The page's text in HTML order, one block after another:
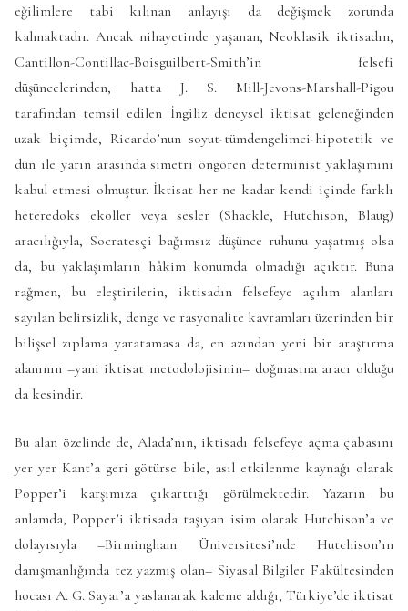
eğilimlere tabi kılınan anlayışı da değişmek zorunda
kalmaktadır. Ancak nihayetinde yaşanan, Neoklasik iktisadın,
Cantillon-Contillac-Boisguilbert-Smith’in felsefi
düşüncelerinden, hatta J. S. Mill-Jevons-Marshall-Pigou
tarafından temsil edilen İngiliz deneysel iktisat geleneğinden
uzak biçimde, Ricardo’nun soyut-tümdengelimci-hipotetik ve
dün ile yarın arasında simetri öngören determinist yaklaşımını
kabul etmesi olmuştur. İktisat her ne kadar kendi içinde farklı
heteredoks ekoller veya sesler (Shackle, Hutchison, Blaug)
aracılığıyla, Socratesçi bağımsız düşünce ruhunu yaşatmış olsa
da, bu yaklaşımların hâkim konumda olmadığı açıktır. Buna
rağmen, bu eleştirilerin, iktisadın felsefeye açılım alanları
sayılan belirsizlik, denge ve rasyonalite kavramları üzerinden bir
bilişsel zıplama yaratamasa da, en azından yeni bir araştırma
alanının –yani iktisat metodolojisinin– doğmasına aracı olduğu
da kesindir.
Bu alan özelinde de, Alada’nın, iktisadı felsefeye açma çabasını
yer yer Kant’a geri götürse bile, asıl etkilenme kaynağı olarak
Popper’i karşımıza çıkarttığı görülmektedir. Yazarın bu
anlamda, Popper’i iktisada taşıyan isim olarak Hutchison’a ve
dolayısıyla –Birmingham Üniversitesi’nde Hutchison’ın
danışmanlığında tez yazmış olan– Siyasal Bilgiler Fakültesinden
hocası A. G. Sayar’a yaslanarak kaleme aldığı, Türkiye’de iktisat